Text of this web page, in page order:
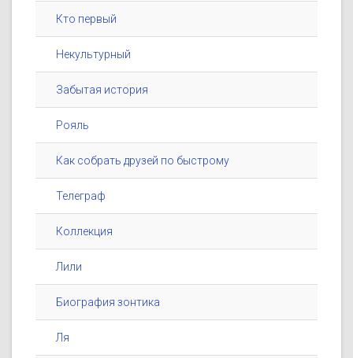
Кто первый
Некультурный
Забытая история
Рояль
Как собрать друзей по быстрому
Телеграф
Коллекция
Лили
Биография зонтика
Ля